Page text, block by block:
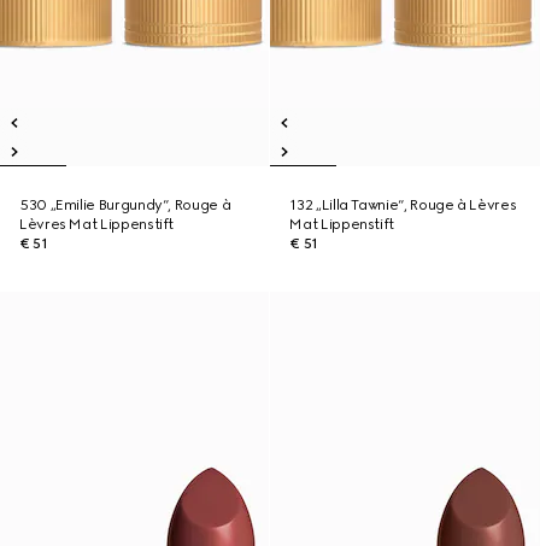
530 „Emilie Burgundy“, Rouge à
Lèvres Mat Lippenstift
€ 51
132 „Lilla Tawnie“, Rouge à Lèvres
Mat Lippenstift
€ 51